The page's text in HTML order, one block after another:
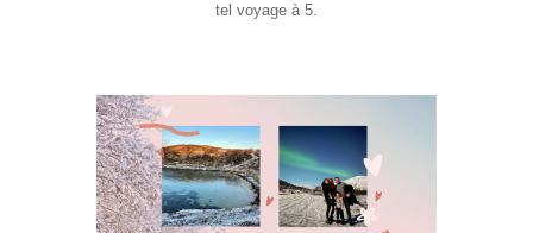
tel voyage à 5.